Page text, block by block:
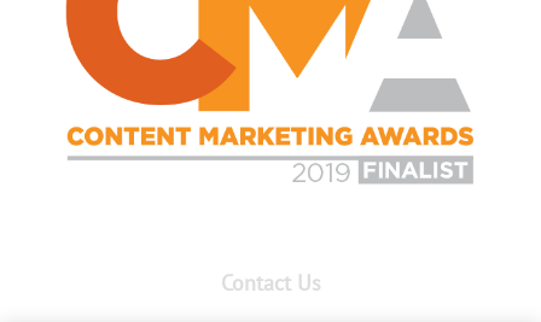
Contact Us